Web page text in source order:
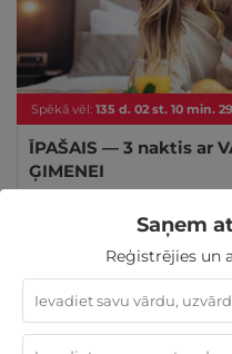
Spēkā vēl: 135 d. 02 st. 10 min. 29
ĪPAŠAIS — 3 naktis ar
ĢIMENEI
Saņem
Reģistrējies un